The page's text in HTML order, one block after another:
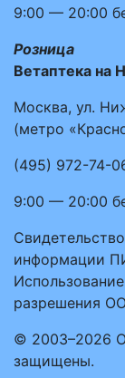
9:00 — 20:00
Розница
Ветаптека на
Москва, ул.
(метро
(495) 972-74-
9:00 — 20:00
информации
разрешения
© 2003–2026
защищены.